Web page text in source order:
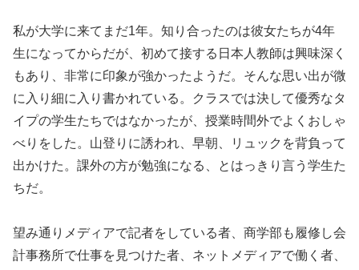
私が大学に来てまだ1年。知り合ったのは彼女たちが4年
生になってからだが、初めて接する日本人教師は興味深く
もあり、非常に印象が強かったようだ。そんな思い出が微
に入り細に入り書かれている。クラスでは決して優秀なタ
イプの学生たちではなかったが、授業時間外でよくおしゃ
べりをした。山登りに誘われ、早朝、リュックを背負って
出かけた。課外の方が勉強になる、とはっきり言う学生た
ちだ。
望み通りメディアで記者をしている者、商学部も履修し会
計事務所で仕事を見つけた者、ネットメディアで働く者、